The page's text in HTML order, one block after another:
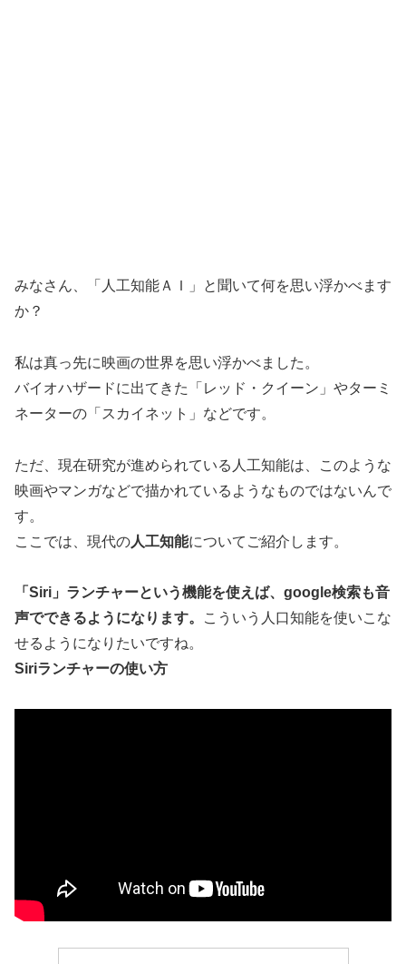
みなさん、「人工知能ＡＩ」と聞いて何を思い浮かべます
か？
私は真っ先に映画の世界を思い浮かべました。
バイオハザードに出てきた「レッド・クイーン」やターミ
ネーターの「スカイネット」などです。
ただ、現在研究が進められている人工知能は、このような
映画やマンガなどで描かれているようなものではないんで
す。
ここでは、現代の人工知能についてご紹介します。
「Siri」ランチャーという機能を使えば、google検索も音
声でできるようになります。
こういう人口知能を使いこな
せるようになりたいですね。
Siriランチャーの使い方